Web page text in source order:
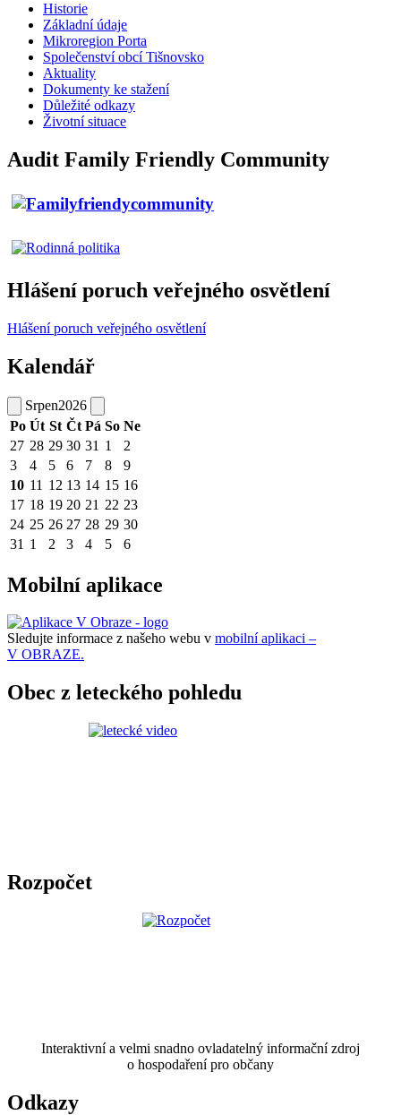
Historie
Základní údaje
Mikroregion Porta
Společenství obcí Tišnovsko
Aktuality
Dokumenty ke stažení
Důležité odkazy
Životní situace
Audit Family Friendly Community
Hlášení poruch veřejného osvětlení
Hlášení poruch veřejného osvětlení
Kalendář
Srpen2026
Po Út St Čt Pá So Ne
27 28 29 30 31 1
2
3
4 5 6 7 8
9
10 11 12 13 14 15 16
17 18 19 20 21 22 23
24 25 26 27 28 29 30
31 1 2 3 4 5 6
Mobilní aplikace
Sledujte informace z našeho webu v mobilní aplikaci –
V OBRAZE.
Obec z leteckého pohledu
Rozpočet
Interaktivní a velmi snadno ovladatelný informační zdroj
o hospodaření pro občany
Odkazy